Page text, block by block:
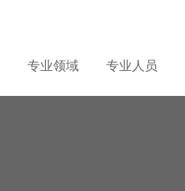
专业领域 专业人员